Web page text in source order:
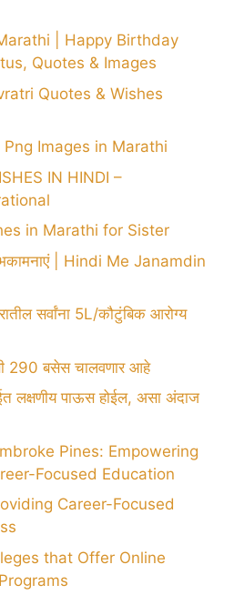
| Happy Birthday
Quotes & Images
Quotes & Wishes
Images in Marathi
IN HINDI –
in Marathi for Sister
| Hindi Me Janamdin
सर्वांना 5L/कौटुंबिक आरोग्य
290 बसेस चालवणार आहे
लक्षणीय पाऊस होईल, असा अंदाज
Pines: Empowering
Focused Education
Career-Focused
that Offer Online